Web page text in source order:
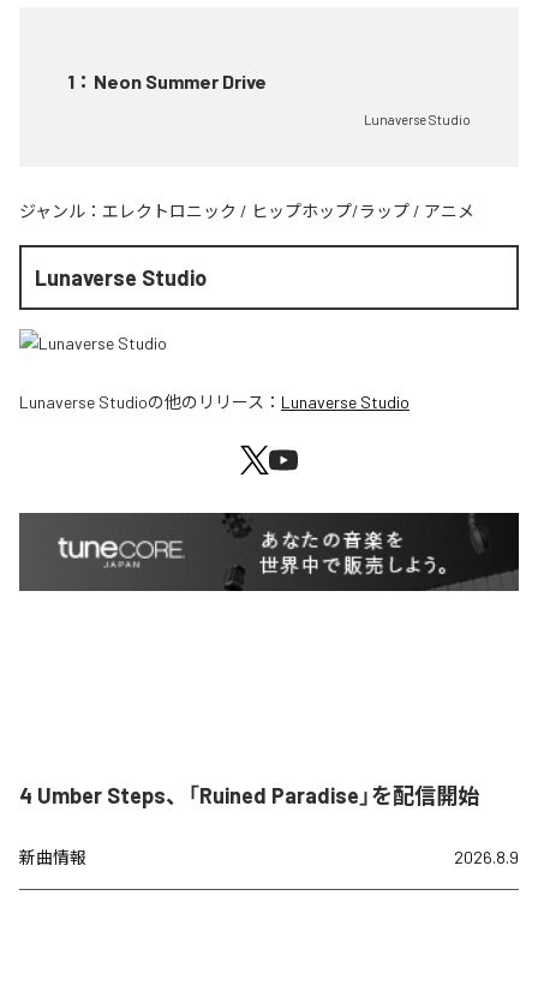
1 ： Neon Summer Drive
Lunaverse Studio
ジャンル： エレクトロニック / ヒップホップ/ラップ / アニメ
Lunaverse Studio
Lunaverse Studioの他のリリース： Lunaverse Studio
4 Umber Steps、「Ruined Paradise」を配信開始
新曲情報 2026.8.9